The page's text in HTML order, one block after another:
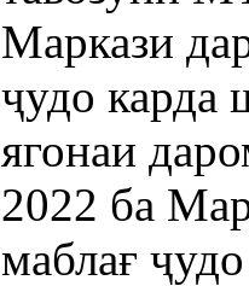
Маркази
ҷудо
ягонаи
2022 ба
маблағ